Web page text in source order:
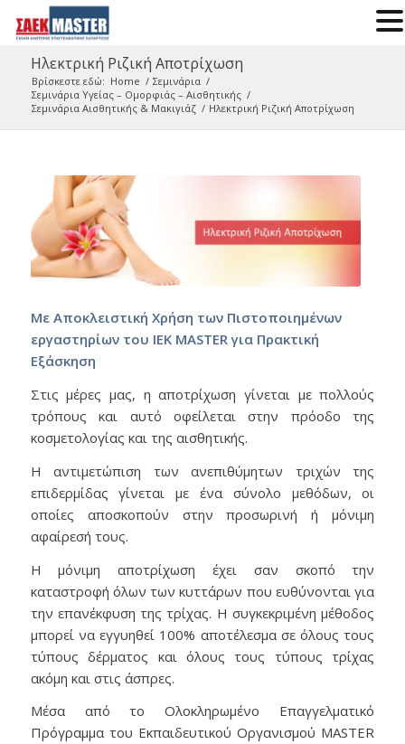
Ηλεκτρική Ριζική Αποτρίχωση
Βρίσκεστε εδώ: Home / Σεμινάρια /
Σεμινάρια Υγείας – Ομορφιάς – Αισθητικής /
Σεμινάρια Αισθητικής & Μακιγιάζ / Ηλεκτρική Ριζική Αποτρίχωση
Με Αποκλειστική Χρήση των Πιστοποιημένων
εργαστηρίων του ΙΕΚ MASTER για Πρακτική
Εξάσκηση
Στις μέρες μας, η αποτρίχωση γίνεται με πολλούς
τρόπους και αυτό οφείλεται στην πρόοδο της
κοσμετολογίας και της αισθητικής.
Η αντιμετώπιση των ανεπιθύμητων τριχών της
επιδερμίδας γίνεται με ένα σύνολο μεθόδων, οι
οποίες αποσκοπούν στην προσωρινή ή μόνιμη
αφαίρεσή τους.
Η μόνιμη αποτρίχωση έχει σαν σκοπό την
καταστροφή όλων των κυττάρων που ευθύνονται για
την επανέκφυση της τρίχας. H συγκεκριμένη μέθοδος
μπορεί να εγγυηθεί 100% αποτέλεσμα σε όλους τους
τύπους δέρματος και όλους τους τύπους τρίχας
ακόμη και στις άσπρες.
Μέσα από το Ολοκληρωμένο Επαγγελματικό
Πρόγραμμα του Εκπαιδευτικού Οργανισμού MASTER